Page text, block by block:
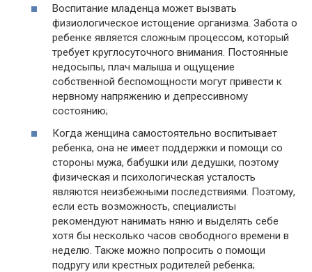
Воспитание младенца может вызвать
физиологическое истощение организма. Забота о
ребенке является сложным процессом, который
требует круглосуточного внимания. Постоянные
недосыпы, плач малыша и ощущение
собственной беспомощности могут привести к
нервному напряжению и депрессивному
состоянию;
Когда женщина самостоятельно воспитывает
ребенка, она не имеет поддержки и помощи со
стороны мужа, бабушки или дедушки, поэтому
физическая и психологическая усталость
являются неизбежными последствиями. Поэтому,
если есть возможность, специалисты
рекомендуют нанимать няню и выделять себе
хотя бы несколько часов свободного времени в
неделю. Также можно попросить о помощи
подругу или крестных родителей ребенка;